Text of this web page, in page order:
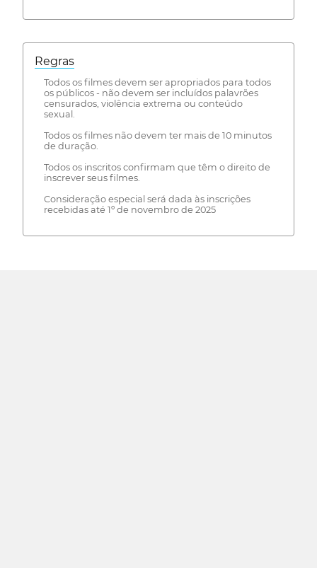
Regras
Todos os filmes devem ser apropriados para todos
os públicos - não devem ser incluídos palavrões
censurados, violência extrema ou conteúdo
sexual.
Todos os filmes não devem ter mais de 10 minutos
de duração.
Todos os inscritos confirmam que têm o direito de
inscrever seus filmes.
Consideração especial será dada às inscrições
recebidas até 1º de novembro de 2025